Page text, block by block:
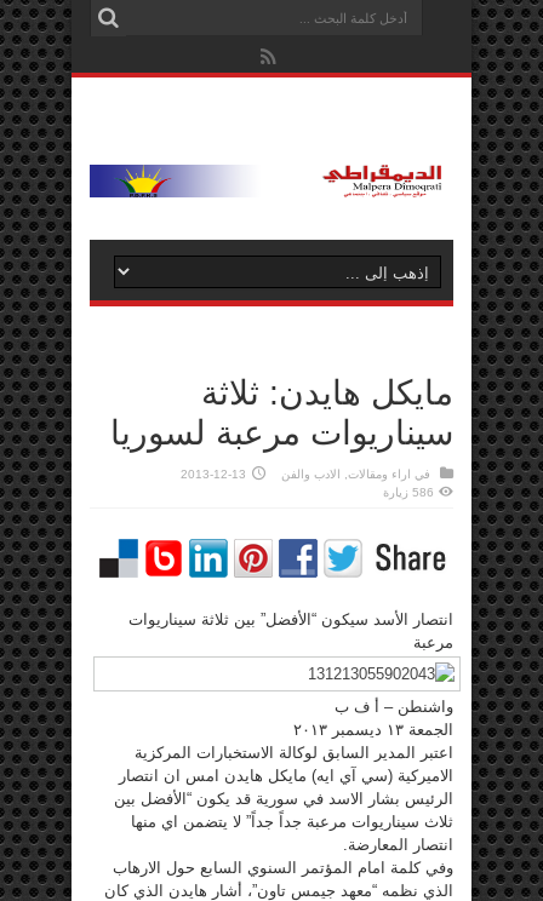
مايكل هايدن: ثلاثة
سيناريوات مرعبة لسوريا
في اراء ومقالات الادب والفن
2013-12-13
586 زيارة
انتصار الأسد سيكون “الأفضل” بين ثلاثة سيناريوات
مرعبة
واشنطن – أ ف ب
الجمعة ١٣ ديسمبر ٢٠١٣
اعتبر المدير السابق لوكالة الاستخبارات المركزية
الاميركية (سي آي ايه) مايكل هايدن امس ان انتصار
الرئيس بشار الاسد في سورية قد يكون “الأفضل بين
ثلاث سيناريوات مرعبة جداً جداً” لا يتضمن اي منها
انتصار المعارضة.
وفي كلمة امام المؤتمر السنوي السابع حول الارهاب
الذي نظمه “معهد جيمس تاون”، أشار هايدن الذي كان